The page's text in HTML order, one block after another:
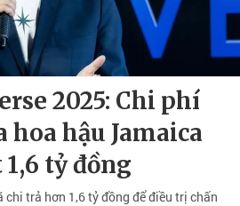
2025: Chi phí
hoa hậu Jamaica
tỷ đồng
chi trả hơn 1,6 tỷ đồng để điều trị chấn